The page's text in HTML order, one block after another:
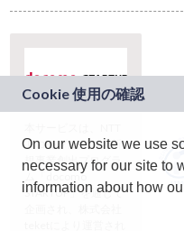
ドコモグループの新
規事業創出プログラ
ム「docomo
STARTUP」を通じて
On our website we use
necessary for our site to
information about how